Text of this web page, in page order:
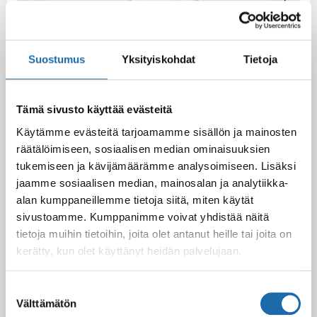
Suostumus Yksityiskohdat Tietoja
Tämä sivusto käyttää evästeitä
Käytämme evästeitä tarjoamamme sisällön ja mainosten
räätälöimiseen, sosiaalisen median ominaisuuksien
tukemiseen ja kävijämäärämme analysoimiseen. Lisäksi
jaamme sosiaalisen median, mainosalan ja analytiikka-
alan kumppaneillemme tietoja siitä, miten käytät
sivustoamme. Kumppanimme voivat yhdistää näitä
tietoja muihin tietoihin, joita olet antanut heille tai joita on
kerätty, kun olet käyttänyt heidän palvelujaan.
valinta
Välttämätön